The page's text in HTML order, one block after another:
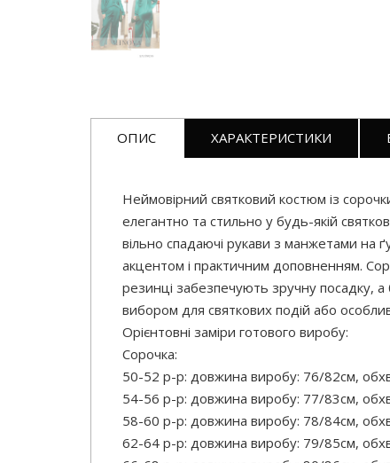
ОПИС ХАРАКТЕРИСТИКИ
Неймовірний святковий костюм із
елегантно та стильно у будь-якій
вільно спадаючі рукави з манжетами на
акцентом і практичним доповненням.
резинці забезпечують зручну посадку,
вибором для святкових подій або
Орієнтовні заміри готового виробу:
Сорочка:
50-52 р-р: довжина виробу: 76/82см,
54-56 р-р: довжина виробу: 77/83см,
58-60 р-р: довжина виробу: 78/84см,
62-64 р-р: довжина виробу: 79/85см,